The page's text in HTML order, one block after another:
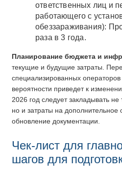
ответственных лиц и
работающего с
обеззараживания):
раза в 3 года.
Планирование бюджета и
текущие и будущие затраты.
специализированных
вероятности приведет к
2026 год следует закладывать
но и затраты на дополнительное
обновление документации.
Чек-лист для
шагов для